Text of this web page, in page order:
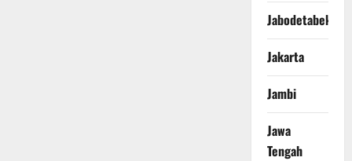
Jabodetabek
Jakarta
Jambi
Jawa
Tengah